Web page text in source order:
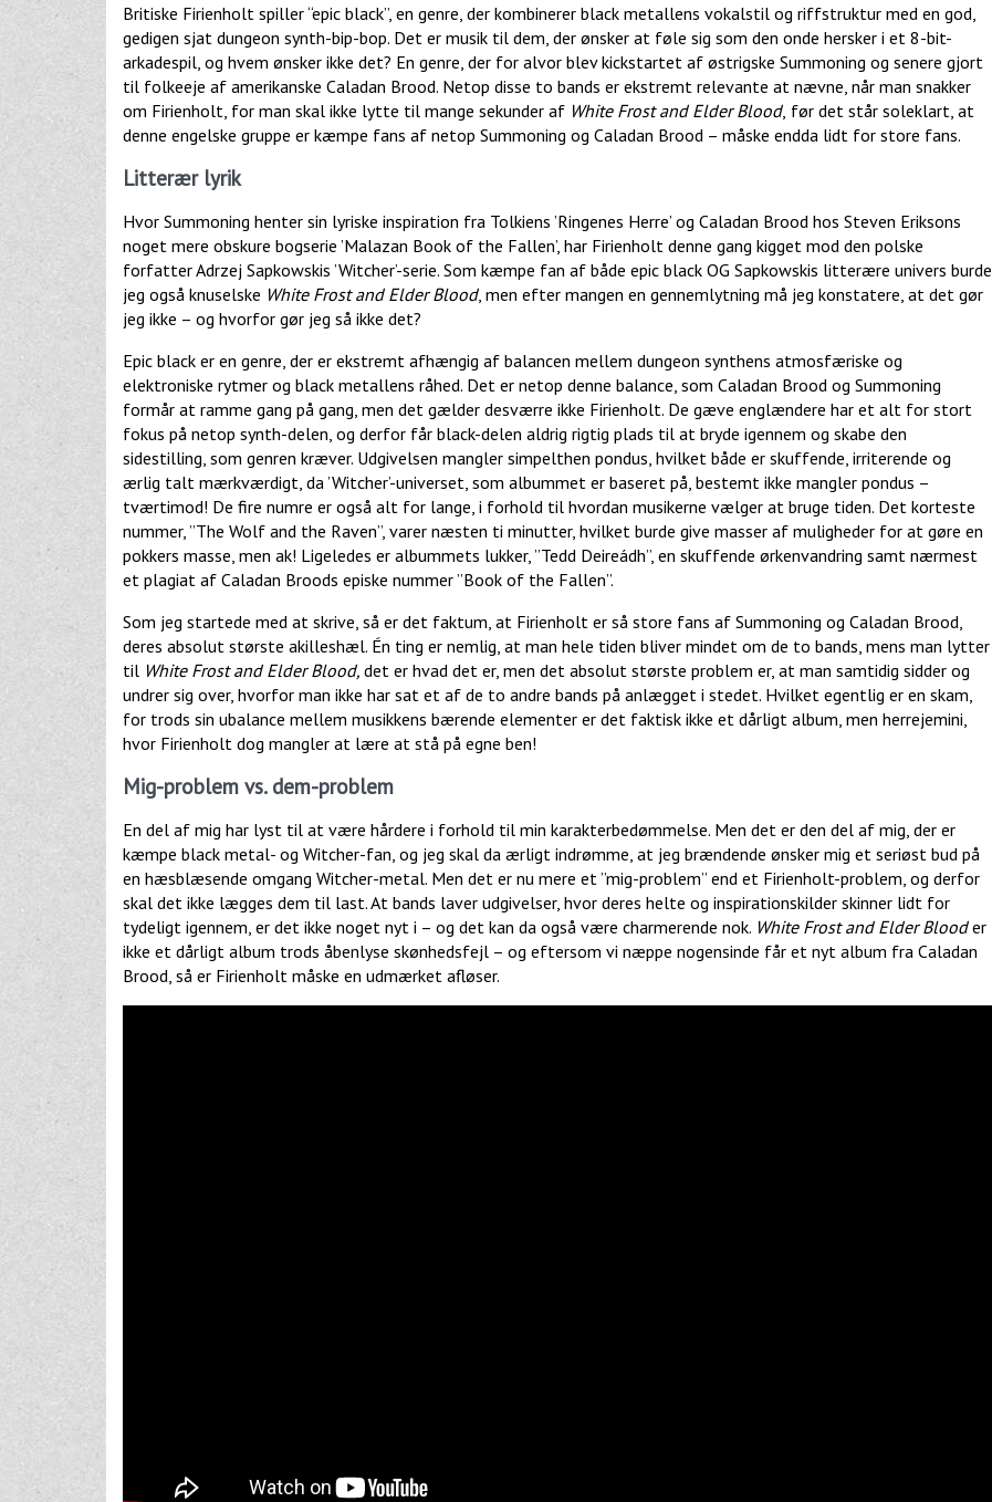
Britiske Firienholt spiller “epic black”, en genre, der kombinerer black metallens vokalstil og riffstruktur med en god,
gedigen sjat dungeon synth-bip-bop. Det er musik til dem, der ønsker at føle sig som den onde hersker i et 8-bit-
arkadespil, og hvem ønsker ikke det? En genre, der for alvor blev kickstartet af østrigske Summoning og senere gjort
til folkeeje af amerikanske Caladan Brood. Netop disse to bands er ekstremt relevante at nævne, når man snakker
om Firienholt, for man skal ikke lytte til mange sekunder af White Frost and Elder Blood, før det står soleklart, at
denne engelske gruppe er kæmpe fans af netop Summoning og Caladan Brood – måske endda lidt for store fans.
Litterær lyrik
Hvor Summoning henter sin lyriske inspiration fra Tolkiens ’Ringenes Herre’ og Caladan Brood hos Steven Eriksons
noget mere obskure bogserie ’Malazan Book of the Fallen’, har Firienholt denne gang kigget mod den polske
forfatter Adrzej Sapkowskis ’Witcher’-serie. Som kæmpe fan af både epic black OG Sapkowskis litterære univers burde
jeg også knuselske White Frost and Elder Blood, men efter mangen en gennemlytning må jeg konstatere, at det gør
jeg ikke – og hvorfor gør jeg så ikke det?
Epic black er en genre, der er ekstremt afhængig af balancen mellem dungeon synthens atmosfæriske og
elektroniske rytmer og black metallens råhed. Det er netop denne balance, som Caladan Brood og Summoning
formår at ramme gang på gang, men det gælder desværre ikke Firienholt. De gæve englændere har et alt for stort
fokus på netop synth-delen, og derfor får black-delen aldrig rigtig plads til at bryde igennem og skabe den
sidestilling, som genren kræver. Udgivelsen mangler simpelthen pondus, hvilket både er skuffende, irriterende og
ærlig talt mærkværdigt, da ’Witcher’-universet, som albummet er baseret på, bestemt ikke mangler pondus –
tværtimod! De fire numre er også alt for lange, i forhold til hvordan musikerne vælger at bruge tiden. Det korteste
nummer, ”The Wolf and the Raven”, varer næsten ti minutter, hvilket burde give masser af muligheder for at gøre en
pokkers masse, men ak! Ligeledes er albummets lukker, ”Tedd Deireádh”, en skuffende ørkenvandring samt nærmest
et plagiat af Caladan Broods episke nummer ”Book of the Fallen”.
Som jeg startede med at skrive, så er det faktum, at Firienholt er så store fans af Summoning og Caladan Brood,
deres absolut største akilleshæl. Én ting er nemlig, at man hele tiden bliver mindet om de to bands, mens man lytter
til White Frost and Elder Blood, det er hvad det er, men det absolut største problem er, at man samtidig sidder og
undrer sig over, hvorfor man ikke har sat et af de to andre bands på anlægget i stedet. Hvilket egentlig er en skam,
for trods sin ubalance mellem musikkens bærende elementer er det faktisk ikke et dårligt album, men herrejemini,
hvor Firienholt dog mangler at lære at stå på egne ben!
Mig-problem vs. dem-problem
En del af mig har lyst til at være hårdere i forhold til min karakterbedømmelse. Men det er den del af mig, der er
kæmpe black metal- og Witcher-fan, og jeg skal da ærligt indrømme, at jeg brændende ønsker mig et seriøst bud på
en hæsblæsende omgang Witcher-metal. Men det er nu mere et ”mig-problem” end et Firienholt-problem, og derfor
skal det ikke lægges dem til last. At bands laver udgivelser, hvor deres helte og inspirationskilder skinner lidt for
tydeligt igennem, er det ikke noget nyt i – og det kan da også være charmerende nok. White Frost and Elder Blooder
ikke et dårligt album trods åbenlyse skønhedsfejl – og eftersom vi næppe nogensinde får et nyt album fra Caladan
Brood, så er Firienholt måske en udmærket afløser.